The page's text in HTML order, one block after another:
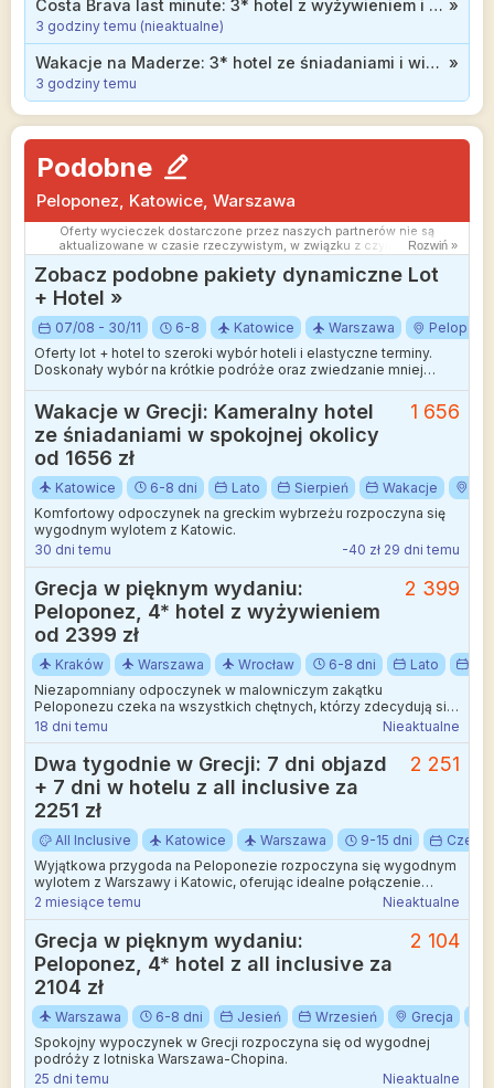
Costa Brava last minute: 3* hotel z wyżywieniem i basenem infinity na dachu za 2328 zł »
3 godziny temu (nieaktualne)
Wakacje na Maderze: 3* hotel ze śniadaniami i widokiem na ocean od 2399 zł »
3 godziny temu
Podobne
Peloponez, Katowice, Warszawa
Oferty wycieczek dostarczone przez naszych partnerów nie są
aktualizowane w czasie rzeczywistym, w związku z czym ceny i
dostępność ofert mogą się nieznacznie różnić od aktualnych.
Dokładamy wszelkich starań aby rozbieżności były jak najmniejsze.
Rozwiń »
Zobacz podobne pakiety dynamiczne Lot
+ Hotel »
07/08 - 30/11 6-8 Katowice Warszawa
Oferty lot + hotel to szeroki wybór hoteli i elastyczne terminy.
Doskonały wybór na krótkie podróże oraz zwiedzanie mniej
wakacyjnych kierunków.
Wakacje w Grecji: Kameralny hotel
ze śniadaniami w spokojnej okolicy
od 1656 zł
1 656
Katowice 6-8 dni Lato Sierpień Wakacje
Komfortowy odpoczynek na greckim wybrzeżu rozpoczyna się
wygodnym wylotem z Katowic.
30 dni temu
-40 zł 29 dni temu
Grecja w pięknym wydaniu:
Peloponez, 4* hotel z wyżywieniem
od 2399 zł
2 399
Kraków Warszawa Wrocław 6-8 dni Lato
Niezapomniany odpoczynek w malowniczym zakątku
Peloponezu czeka na wszystkich chętnych, którzy zdecydują się
na relaks z wylotem z Wrocławia, Warszawy i Krakowa.
18 dni temu Nieaktualne
Dwa tygodnie w Grecji: 7 dni objazd
+ 7 dni w hotelu z all inclusive za
2251 zł
2 251
All Inclusive Katowice Warszawa 9-15 dni
Wyjątkowa przygoda na Peloponezie rozpoczyna się wygodnym
wylotem z Warszawy i Katowic, oferując idealne połączenie
zwiedzania z błogim odpoczynkiem.
2 miesiące temu Nieaktualne
Grecja w pięknym wydaniu:
Peloponez, 4* hotel z all inclusive za
2104 zł
2 104
Warszawa 6-8 dni Jesień Wrzesień Grecja
Spokojny wypoczynek w Grecji rozpoczyna się od wygodnej
podróży z lotniska Warszawa-Chopina.
25 dni temu
Nieaktualne